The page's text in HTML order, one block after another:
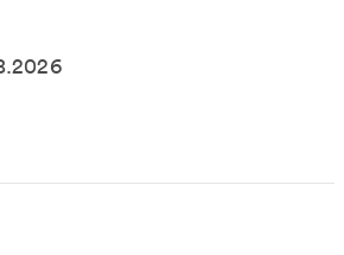
& Garden